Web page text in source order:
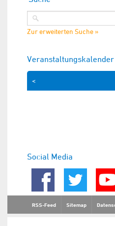
Zur erweiterten Suche »
Veranstaltungskalender
<
Social Media
RSS-Feed Sitemap